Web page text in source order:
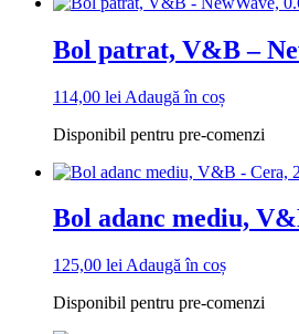
Bol patrat, V&B –
114,00 lei Adaugă în coș
Disponibil pentru pre-comenzi
Bol adanc mediu,
125,00 lei Adaugă în coș
Disponibil pentru pre-comenzi